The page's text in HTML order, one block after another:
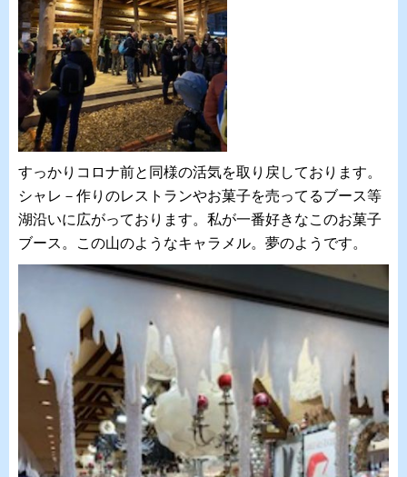
すっかりコロナ前と同様の活気を取り戻しております。
シャレ－作りのレストランやお菓子を売ってるブース等
湖沿いに広がっております。私が一番好きなこのお菓子
ブース。この山のようなキャラメル。夢のようです。